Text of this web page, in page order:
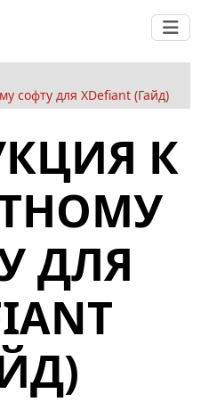
софту для XDefiant (Гайд)
К
ДЛЯ